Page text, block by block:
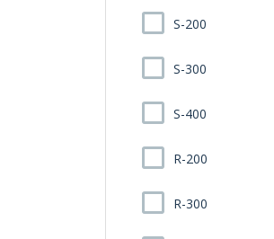
S-200
S-300
S-400
R-200
R-300